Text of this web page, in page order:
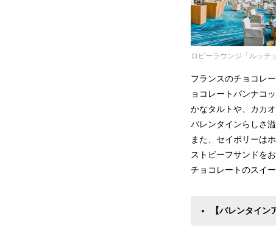
ロビーラウンジ「ルッチ
フランスのチョコレ
ョコレートパンナコ
かなタルトや、カカ
バレンタインらしさ
また、セイボリーは
ストビーフサンドを
チョコレートのスイ
【バレンタイ